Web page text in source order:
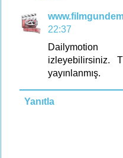
22:37
Dailymotion
izleyebilirsiniz.
yayınlanmış.
Yanıtla